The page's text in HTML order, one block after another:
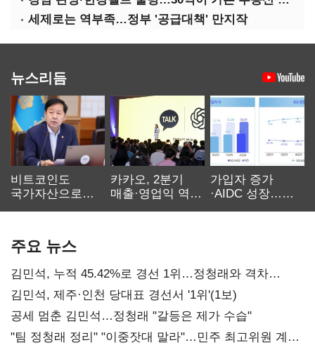
세제로는 역부족…정부 '공급대책' 만지작
뉴스리듬
비트코인도
국가자산으로…'
카카오, 2분기
매출·영업익 역대
가입자 증가
·AIDC 성장…
주요 뉴스
김민석, 누적 45.42%로 경선 1위…정청래와 격차
0.86%p(2보)
김민석, 제주·인천 당대표 경선서 '1위'(1보)
공세 멈춘 김민석…정청래 "갈등은 제가 수습"
"팀 정청래 정리" "이중잣대 말라"…민주 최고위원 계파